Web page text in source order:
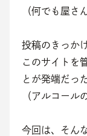
（何でも屋さ
投稿のきっか
このサイトを
とが発端だっ
（アルコール
今回は、そん